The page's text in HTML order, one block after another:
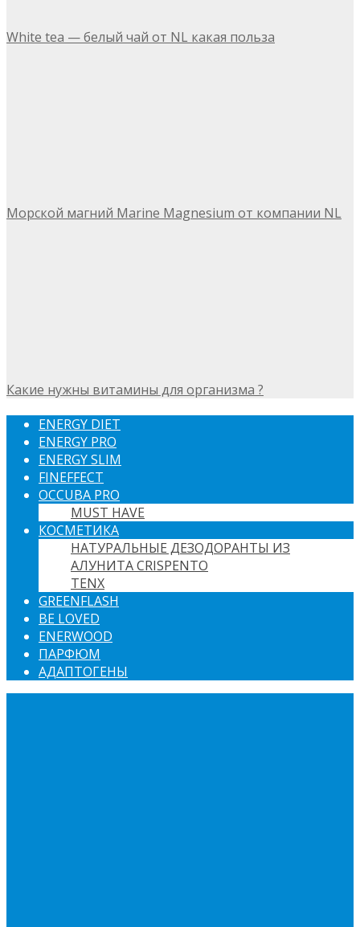
White tea — белый чай от NL какая польза
Морской магний Marine Magnesium от компании NL
Какие нужны витамины для организма ?
ENERGY DIET
ENERGY PRO
ENERGY SLIM
FINEFFECT
OCCUBA PRO
MUST HAVE
КОСМЕТИКА
НАТУРАЛЬНЫЕ ДЕЗОДОРАНТЫ ИЗ
АЛУНИТА CRISPENTO
TENX
GREENFLASH
BE LOVED
ENERWOOD
ПАРФЮМ
АДАПТОГЕНЫ